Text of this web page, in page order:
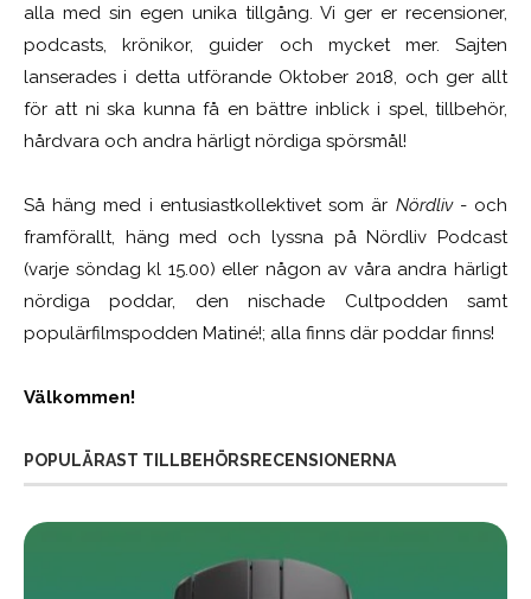
alla med sin egen unika tillgång. Vi ger er recensioner,
podcasts, krönikor, guider och mycket mer. Sajten
lanserades i detta utförande Oktober 2018, och ger allt
för att ni ska kunna få en bättre inblick i spel, tillbehör,
hårdvara och andra härligt nördiga spörsmål!
Så häng med i entusiastkollektivet som är Nördliv- och
framförallt, häng med och lyssna på Nördliv Podcast
(varje söndag kl 15.00) eller någon av våra andra härligt
nördiga poddar, den nischade Cultpodden samt
populärfilmspodden Matiné!; alla finns där poddar finns!
Välkommen!
POPULÄRAST TILLBEHÖRSRECENSIONERNA